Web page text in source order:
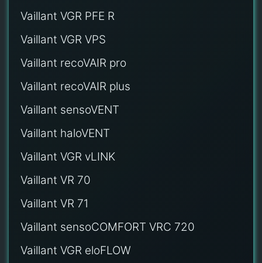
Vaillant VGR PFE R
Vaillant VGR VPS
Vaillant recoVAIR pro
Vaillant recoVAIR plus
Vaillant sensoVENT
Vaillant haloVENT
Vaillant VGR vLINK
Vaillant VR 70
Vaillant VR 71
Vaillant sensoCOMFORT VRC 720
Vaillant VGR eloFLOW